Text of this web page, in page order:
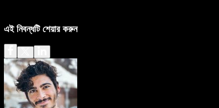
এই নিবন্ধটি শেয়ার করুন